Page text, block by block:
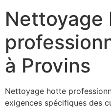
Nettoyage
à Provins
Nettoyage hotte
exigences spécifiques des